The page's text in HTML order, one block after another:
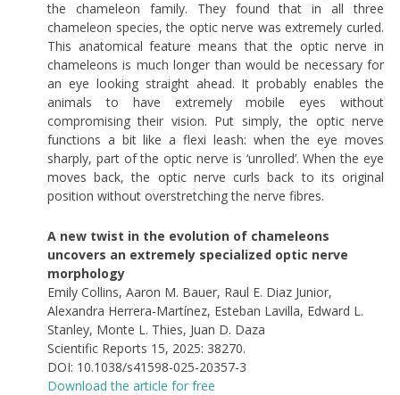
the chameleon family. They found that in all three
chameleon species, the optic nerve was extremely curled.
This anatomical feature means that the optic nerve in
chameleons is much longer than would be necessary for
an eye looking straight ahead. It probably enables the
animals to have extremely mobile eyes without
compromising their vision. Put simply, the optic nerve
functions a bit like a flexi leash: when the eye moves
sharply, part of the optic nerve is ‘unrolled’. When the eye
moves back, the optic nerve curls back to its original
position without overstretching the nerve fibres.
A new twist in the evolution of chameleons
uncovers an extremely specialized optic nerve
morphology
Emily Collins, Aaron M. Bauer, Raul E. Diaz Junior,
Alexandra Herrera-Martínez, Esteban Lavilla, Edward L.
Stanley, Monte L. Thies, Juan D. Daza
Scientific Reports 15, 2025: 38270.
DOI: 10.1038/s41598-025-20357-3
Download the article for free